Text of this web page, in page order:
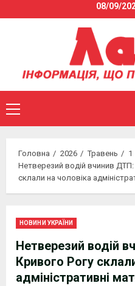
to
08/09/
Primary
Menu
Головна 2026 Травень
1
Нетверезий водій вчинив ДТП:
склали на чоловіка
НОВИНИ УКРАЇНИ
Нетверезий водій
Кривого Рогу
адміністративні